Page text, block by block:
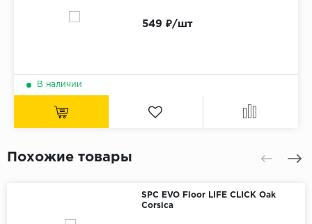
549 ₽/шт
В наличии
Похожие товары
SPC EVO Floor LIFE CLICK Oak
Corsica